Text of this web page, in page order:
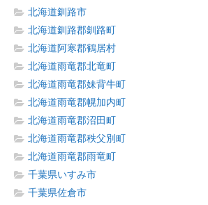
北海道釧路市
北海道釧路郡釧路町
北海道阿寒郡鶴居村
北海道雨竜郡北竜町
北海道雨竜郡妹背牛町
北海道雨竜郡幌加内町
北海道雨竜郡沼田町
北海道雨竜郡秩父別町
北海道雨竜郡雨竜町
千葉県いすみ市
千葉県佐倉市